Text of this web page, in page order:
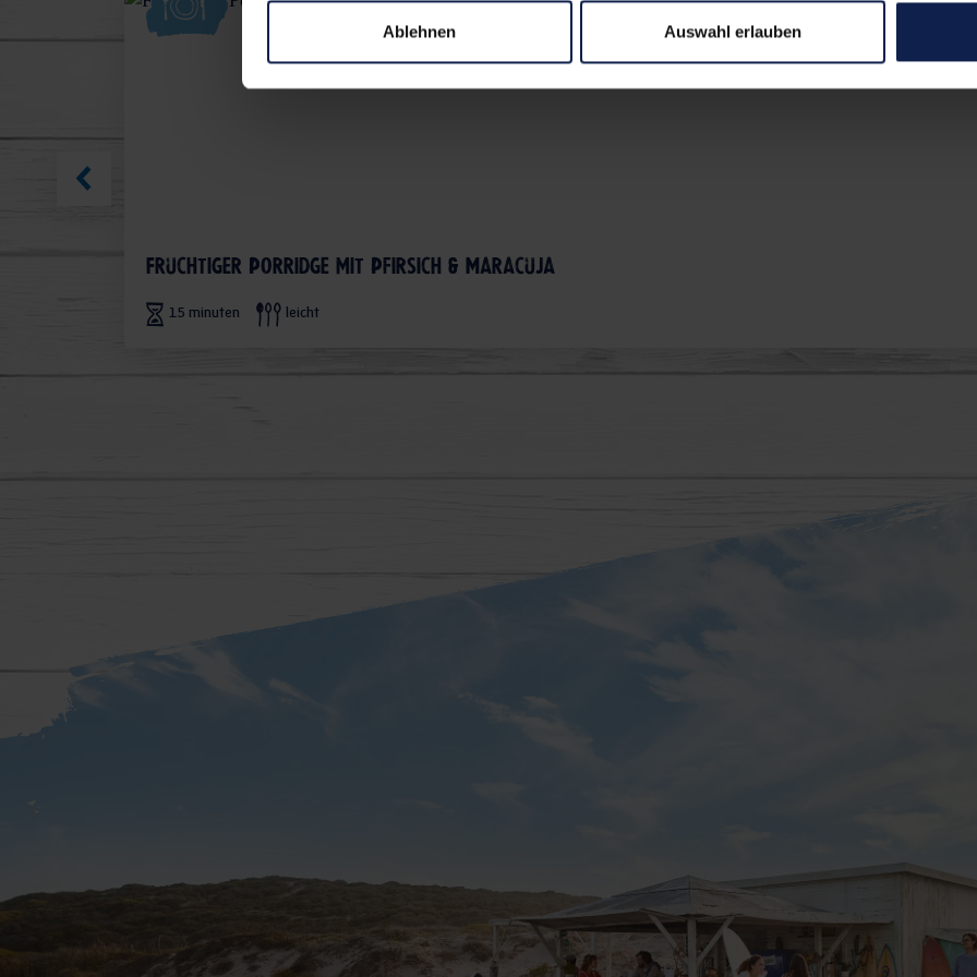
Ablehnen Auswahl erlauben
Fruchtiger Porridge mit Pfirsich & Maracuja
15 minuten leicht